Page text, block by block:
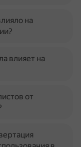
на
влияет на
от